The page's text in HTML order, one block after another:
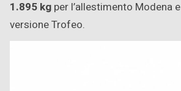
1.895 kg per l’allestimento Modena e
versione Trofeo.